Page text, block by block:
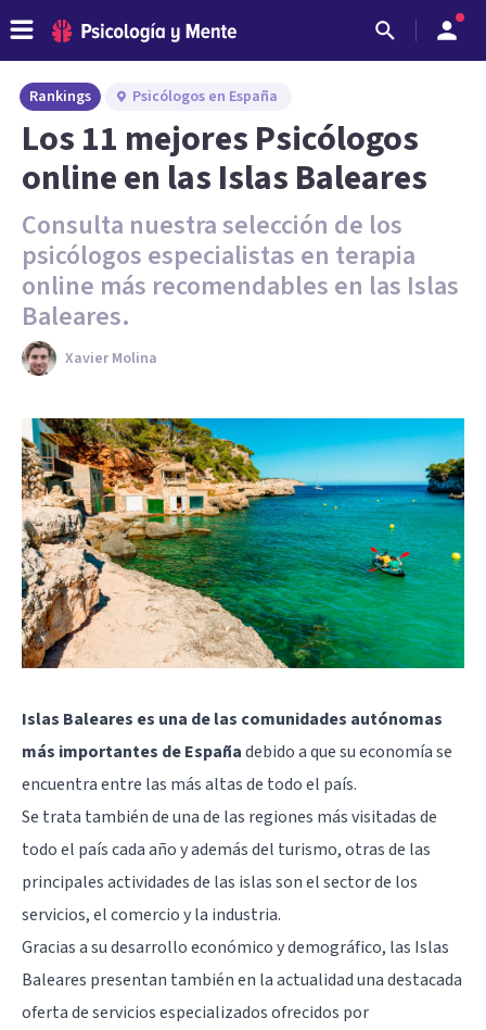
Rankings Psicólogos en España
Los 11 mejores Psicólogos
online en las Islas Baleares
Consulta nuestra selección de los
psicólogos especialistas en terapia
online más recomendables en las Islas
Baleares.
Xavier Molina
Islas Baleares es una de las comunidades autónomas
más importantes de Españadebido a que su economía se
encuentra entre las más altas de todo el país.
Se trata también de una de las regiones más visitadas de
todo el país cada año y además del turismo, otras de las
principales actividades de las islas son el sector de los
servicios, el comercio y la industria.
Gracias a su desarrollo económico y demográfico, las Islas
Baleares presentan también en la actualidad una destacada
oferta de servicios especializados ofrecidos por